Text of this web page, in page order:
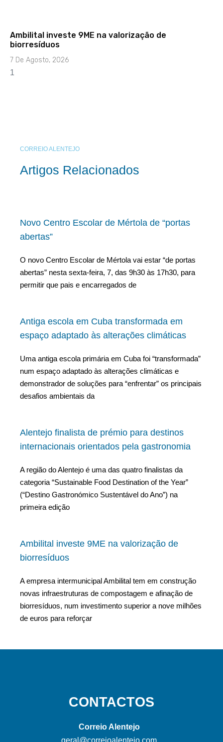
Ambilital investe 9ME na valorização de
biorresíduos
7 De Agosto, 2026
CORREIO ALENTEJO
Artigos Relacionados
Novo Centro Escolar de Mértola de “portas
abertas”
O novo Centro Escolar de Mértola vai estar “de portas
abertas” nesta sexta-feira, 7, das 9h30 às 17h30, para
permitir que pais e encarregados de
Antiga escola em Cuba transformada em
espaço adaptado às alterações climáticas
Uma antiga escola primária em Cuba foi “transformada”
num espaço adaptado às alterações climáticas e
demonstrador de soluções para “enfrentar” os principais
desafios ambientais da
Alentejo finalista de prémio para destinos
internacionais orientados pela gastronomia
A região do Alentejo é uma das quatro finalistas da
categoria “Sustainable Food Destination of the Year”
(“Destino Gastronómico Sustentável do Ano”) na
primeira edição
Ambilital investe 9ME na valorização de
biorresíduos
A empresa intermunicipal Ambilital tem em construção
novas infraestruturas de compostagem e afinação de
biorresíduos, num investimento superior a nove milhões
de euros para reforçar
CONTACTOS
Correio Alentejo
geral@correioalentejo.com